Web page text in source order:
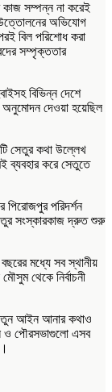
কাজ সম্পন্ন না করেই
উত্তোলনের অভিযোগ
বিল পরিশোধ করা
সম্পৃক্ততার
বিভিন্ন দেশে
দেওয়া হয়েছিল
সেতুর কথা উল্লেখ
ব্যবহার করে সেতুতে
পিরোজপুর পরিদর্শন
সংস্কারকাজ দ্রুত শুরু
বছরের মধ্যে সব স্থানীয়
থেকে নির্বাচনী
নতুন আইন আনার কথাও
ও পৌরসভাগুলো এসব